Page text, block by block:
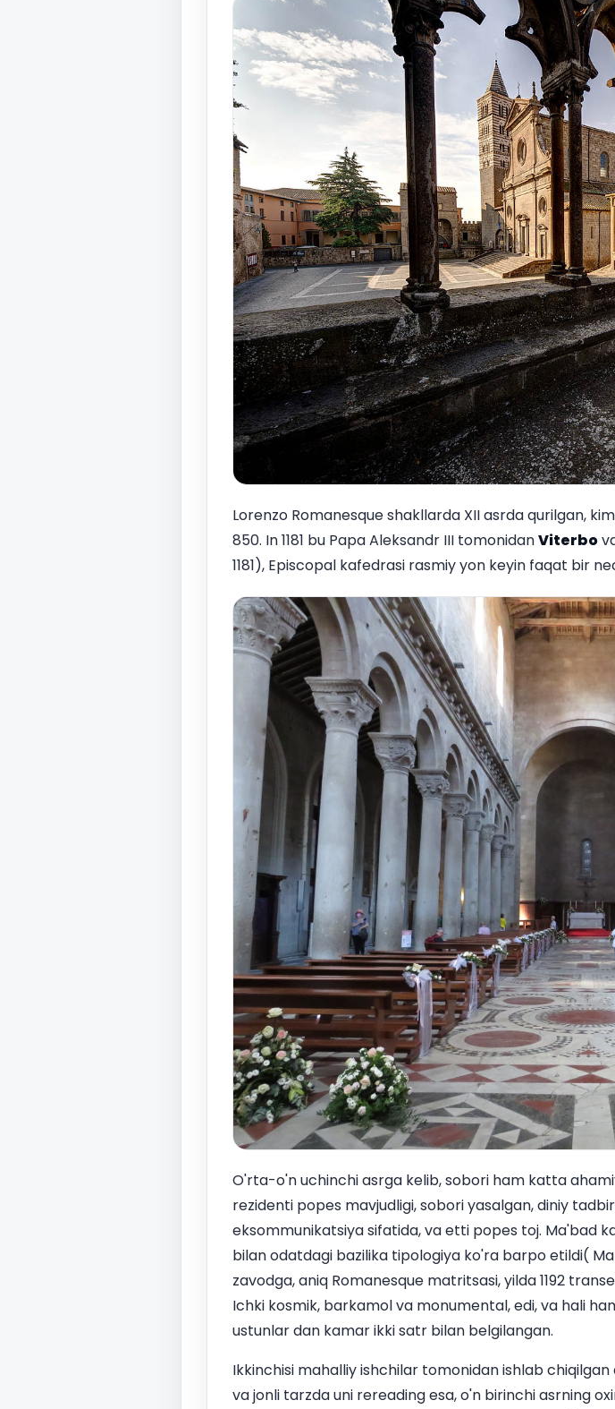
Lorenzo Romanesque shakllarda XII asrda qurilgan,
850. In 1181 bu Papa Aleksandr III tomonidanViterbo
1181), Episcopal kafedrasi rasmiy yon keyin faqat bir
O'rta-o'n uchinchi asrga kelib, sobori ham katta
rezidenti popes mavjudligi, sobori yasalgan, diniy
eksommunikatsiya sifatida, va etti popes toj. Ma'bad
bilan odatdagi bazilika tipologiya ko'ra barpo etildi(
zavodga, aniq Romanesque matritsasi, yilda 1192
Ichki kosmik, barkamol va monumental, edi, va hali
ustunlar dan kamar ikki satr bilan belgilangan.
Ikkinchisi mahalliy ishchilar tomonidan ishlab
va jonli tarzda uni rereading esa, o'n birinchi asrning